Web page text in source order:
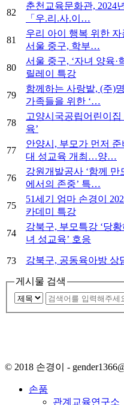
82
춘천교육문화관, 2024
「우.리.사.이…
81
우리 아이 행복 위한
서울 중구, 학부…
80
서울 중구, ‘자녀 양육·
릴레이 특강
79
함께하는 사랑밭, (주)
가족들을 위한 ‘…
78
고양시국공립어린이집
육’
77
안양시, 부모가 먼저 준
대 성교육 개최…양…
76
강원개발공사 ‘함께 만
에서의 존중’ 특…
75
51세기 엄마 손경이
카데미 특강
74
강북구, 부모특강 ‘당
녀 성교육’ 호응
73 강북구, 공동육아방 상
게시물 검색
© 2018 손경이 -
손품
관계교육연구소